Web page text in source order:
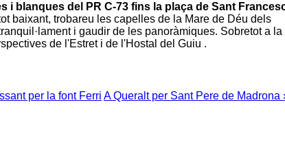
i blanques del PR C-73 fins la plaça de Sant
baixant, trobareu les capelles de la Mare de Déu dels
i gaudir de les panoràmiques. Sobretot a la
de l'Estreti de l'Hostal del Guiu .
per la font Ferri A Queralt per Sant Pere de Madrona